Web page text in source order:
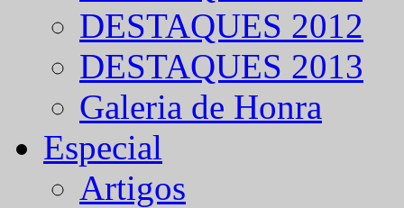
DESTAQUES 2012
DESTAQUES 2013
Galeria de Honra
Especial
Artigos